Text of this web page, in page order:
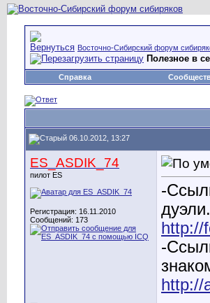
Восточно-Сибирский форум
Полезное в
Справка
06.10.2012, 13:27
ES_ASDIK_74
пилот ES
Регистрация: 16.11.2010
Сообщений: 173
-
дуэли.
http://
-
http://